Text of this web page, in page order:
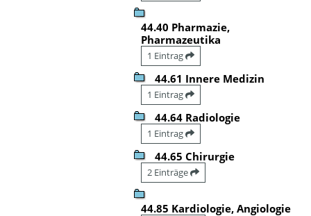
44.40 Pharmazie,
Pharmazeutika
1 Eintrag
44.61 Innere Medizin
1 Eintrag
44.64 Radiologie
1 Eintrag
44.65 Chirurgie
2 Einträge
44.85 Kardiologie, Angiologie